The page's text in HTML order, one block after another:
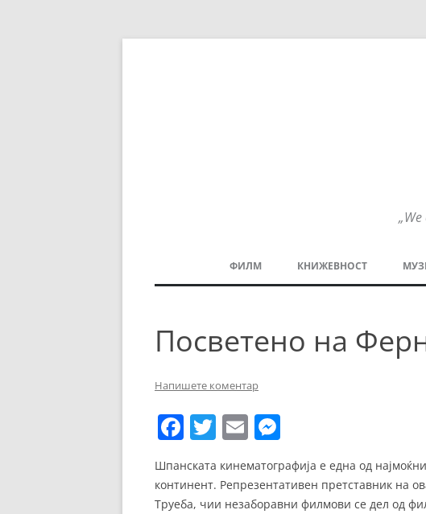
ФИЛМ
ФЕСТИВАЛИ
ФИЛМОПОЛИС
КНИЖЕВНОСТ
Посветено на
Напишете коментар
F
c
e
T
itt
er
E
ai
l
ss
e
Шпанската кинематографија е една од
континент. Репрезентативен претставник на
Труеба, чии незаборавни филмови се дел од